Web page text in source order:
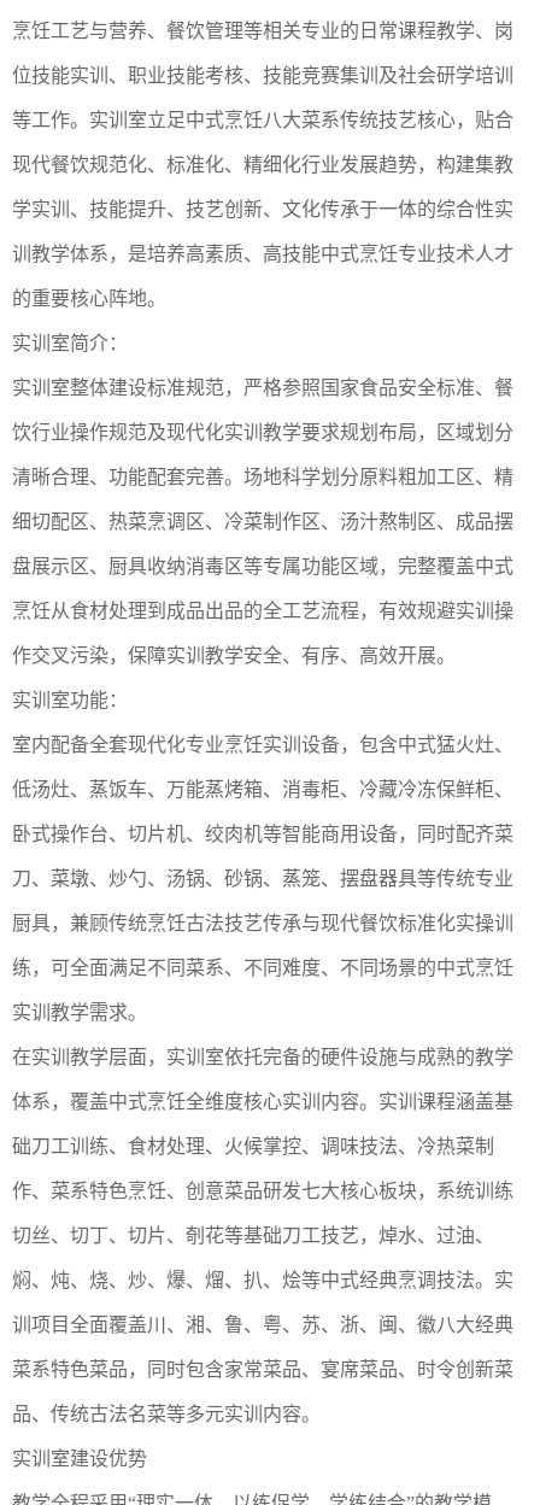
烹饪工艺与营养、餐饮管理等相关专业的日常课程教学、岗
位技能实训、职业技能考核、技能竞赛集训及社会研学培训
等工作。实训室立足中式烹饪八大菜系传统技艺核心，贴合
现代餐饮规范化、标准化、精细化行业发展趋势，构建集教
学实训、技能提升、技艺创新、文化传承于一体的综合性实
训教学体系，是培养高素质、高技能中式烹饪专业技术人才
的重要核心阵地。
实训室简介：
实训室整体建设标准规范，严格参照国家食品安全标准、餐
饮行业操作规范及现代化实训教学要求规划布局，区域划分
清晰合理、功能配套完善。场地科学划分原料粗加工区、精
细切配区、热菜烹调区、冷菜制作区、汤汁熬制区、成品摆
盘展示区、厨具收纳消毒区等专属功能区域，完整覆盖中式
烹饪从食材处理到成品出品的全工艺流程，有效规避实训操
作交叉污染，保障实训教学安全、有序、高效开展。
实训室功能：
室内配备全套现代化专业烹饪实训设备，包含中式猛火灶、
低汤灶、蒸饭车、万能蒸烤箱、消毒柜、冷藏冷冻保鲜柜、
卧式操作台、切片机、绞肉机等智能商用设备，同时配齐菜
刀、菜墩、炒勺、汤锅、砂锅、蒸笼、摆盘器具等传统专业
厨具，兼顾传统烹饪古法技艺传承与现代餐饮标准化实操训
练，可全面满足不同菜系、不同难度、不同场景的中式烹饪
实训教学需求。
在实训教学层面，实训室依托完备的硬件设施与成熟的教学
体系，覆盖中式烹饪全维度核心实训内容。实训课程涵盖基
础刀工训练、食材处理、火候掌控、调味技法、冷热菜制
作、菜系特色烹饪、创意菜品研发七大核心板块，系统训练
切丝、切丁、切片、剞花等基础刀工技艺，焯水、过油、
焖、炖、烧、炒、爆、熘、扒、烩等中式经典烹调技法。实
训项目全面覆盖川、湘、鲁、粤、苏、浙、闽、徽八大经典
菜系特色菜品，同时包含家常菜品、宴席菜品、时令创新菜
品、传统古法名菜等多元实训内容。
实训室建设优势